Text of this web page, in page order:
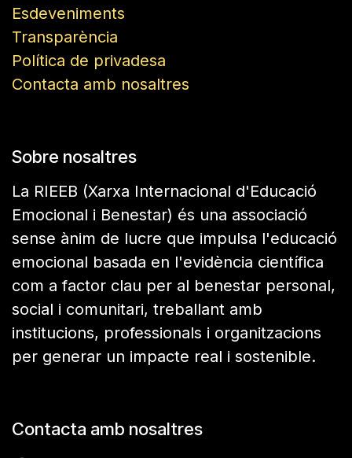
Esdeveniments
Transparència
Política de privadesa
Contacta amb nosaltres
Sobre nosaltres
La RIEEB (Xarxa Internacional d'Educació
Emocional i Benestar) és una associació
sense ànim de lucre que impulsa l'educació
emocional basada en l'evidència científica
com a factor clau per al benestar personal,
social i comunitari, treballant amb
institucions, professionals i organitzacions
per generar un impacte real i sostenible.
Contacta amb nosaltres